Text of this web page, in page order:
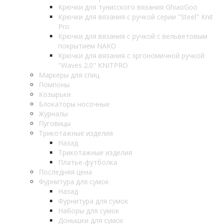
Крючки для тунисского вязания GhiaoGoo
Крючки для вязания с ручкой серии "Steel" Knit
Pro
Крючки для вязания с ручкой с вельветовым
покрытием NAKO
Крючки для вязания с эргономичной ручкой
"Waves 2.0" KNITPRO
Маркеры для спиц
Помпоны
Козырьки
Блокаторы носочные
Журналы
Пуговицы
Трикотажные изделия
Назад
Трикотажные изделия
Платье-футболка
Последняя цена
Фурнитура для сумок
Назад
Фурнитура для сумок
Наборы для сумок
Донышки для сумок